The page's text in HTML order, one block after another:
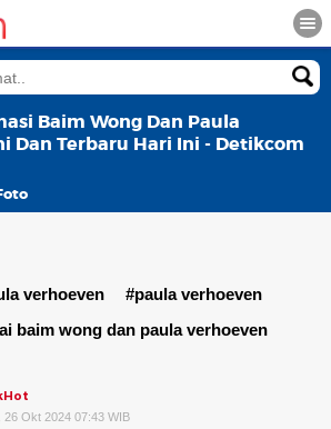
Baim Wong Dan Paula
Dan Terbaru Hari Ini - Detikcom
verhoeven
#paula verhoeven
baim wong dan paula verhoeven
26 Okt 2024 07:43 WIB